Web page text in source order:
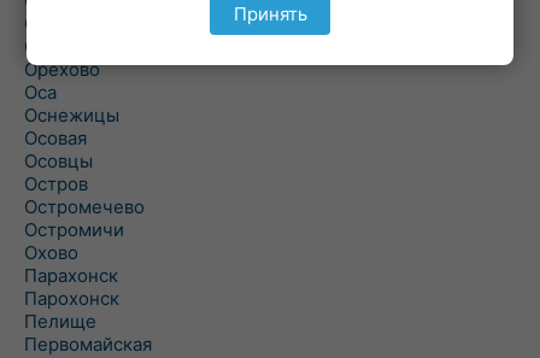
Омельная
Ополь
Орехово
Оса
Оснежицы
Осовая
Осовцы
Остров
Остромечево
Остромичи
Охово
Парахонск
Парохонск
Пелище
Первомайская
Принять